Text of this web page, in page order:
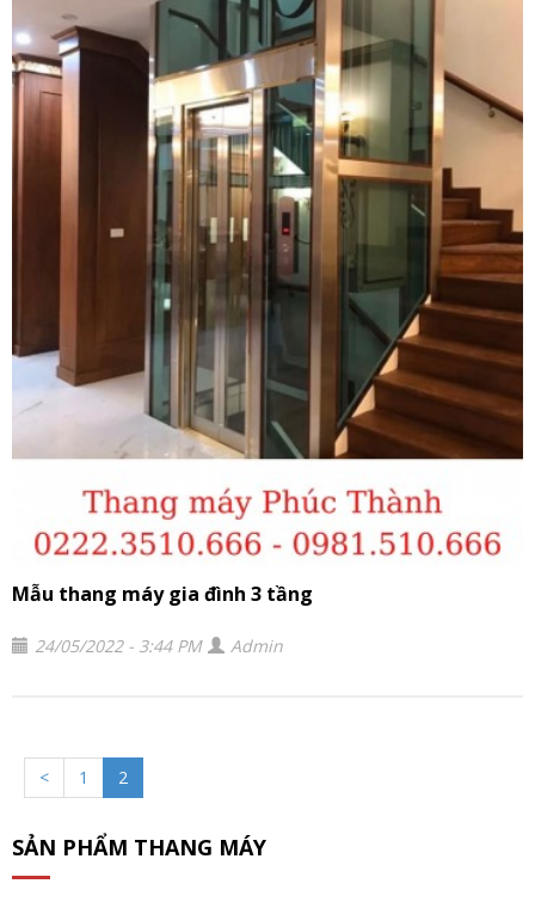
Mẫu thang máy gia đình 3 tầng
24/05/2022 - 3:44 PM Admin
< 1 2
SẢN PHẨM THANG MÁY